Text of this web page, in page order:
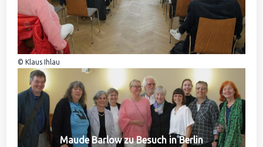
© Klaus Ihlau
Maude Barlow zu Besuch in Berlin